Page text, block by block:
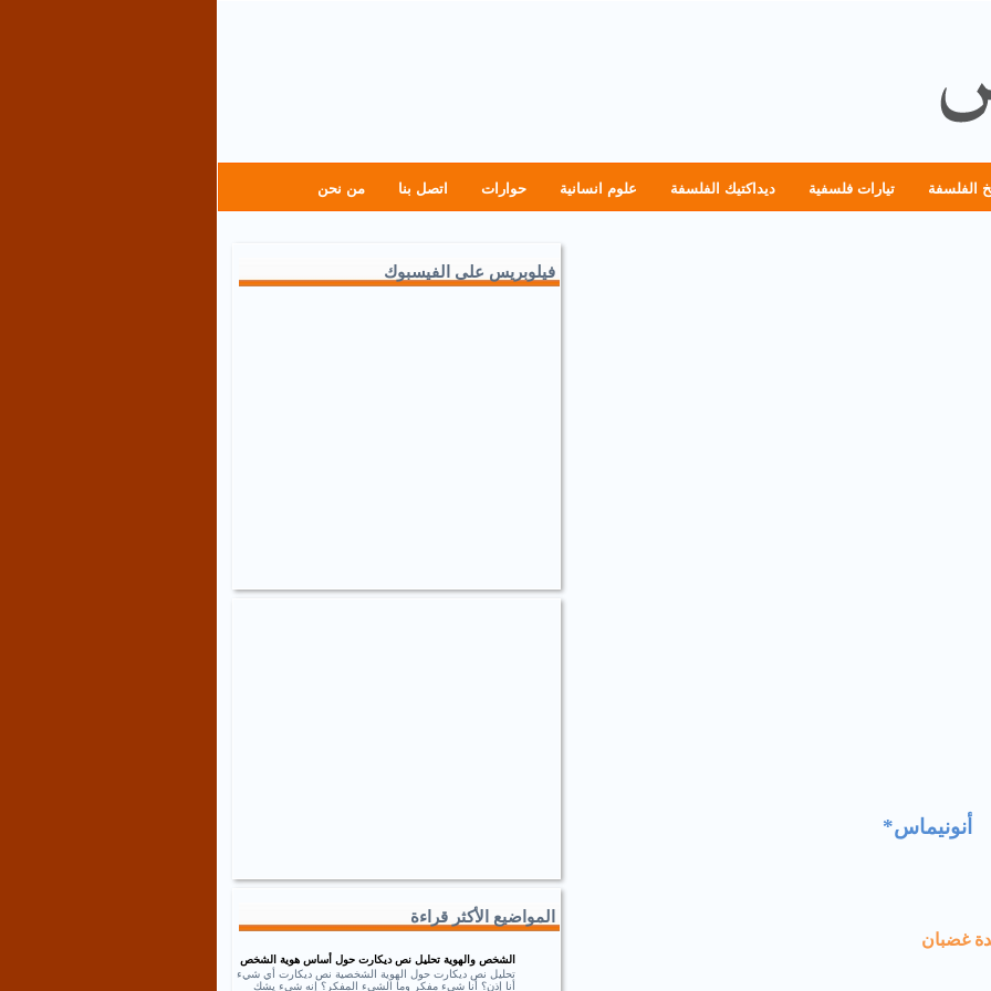
الفلسفة تيارات فلسفية ديداكتيك الفلسفة علوم انسانية حوارات اتصل بنا من نحن
أنونيماس*
غضبان
فيلوبريس على الفيسبوك
المواضيع الأكثر قراءة
الشخص والهوية تحليل نص ديكارت حول أساس هوية الشخص
تحليل نص ديكارت حول الهوية الشخصية نص ديكارت أي شيء
أنا إذن؟ أنا شيء مفكر وما الشيء المفكر؟ إنه شيء يشك